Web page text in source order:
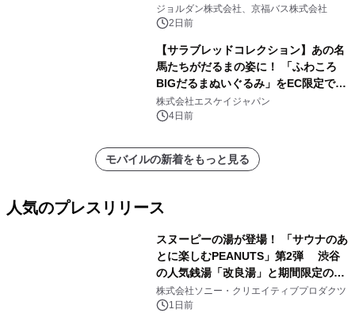
ジョルダン株式会社、京福バス株式会社
2日前
【サラブレッドコレクション】あの名
馬たちがだるまの姿に！ 「ふわころ
BIGだるまぬいぐるみ」をEC限定で受
注販売開始
株式会社エスケイジャパン
4日前
モバイルの新着をもっと見る
人気のプレスリリース
スヌーピーの湯が登場！ 「サウナのあ
とに楽しむPEANUTS」第2弾 渋谷
の人気銭湯「改良湯」と期間限定のコ
ラボレーション サウナイキタイコラ
ボグッズも発売決定！
株式会社ソニー・クリエイティブプロダクツ
1日前